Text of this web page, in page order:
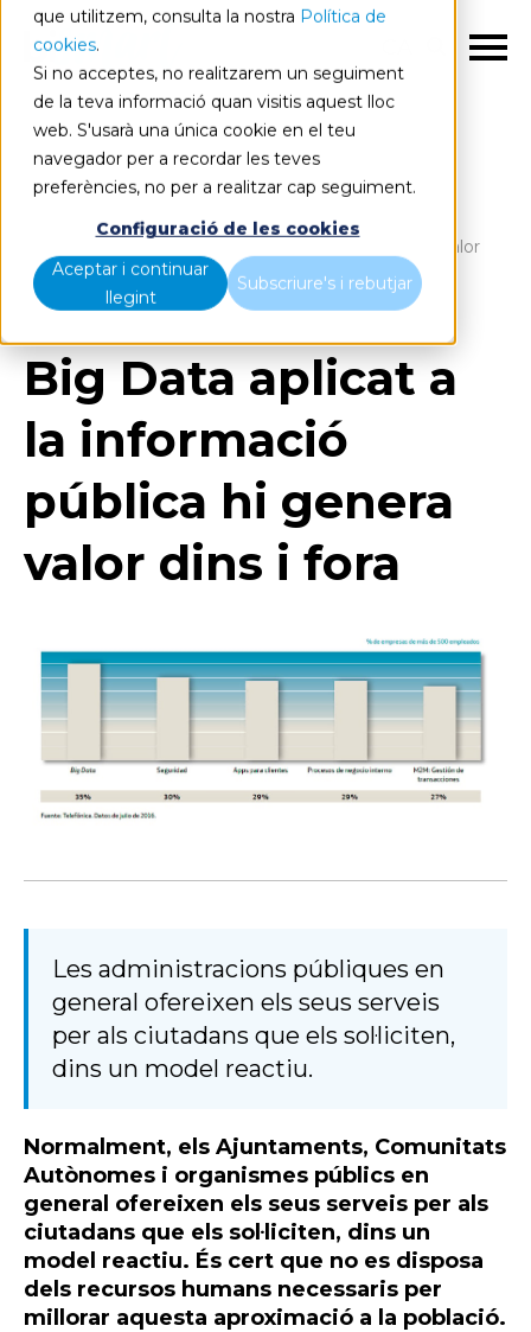
que utilitzem, consulta la nostra Política de
cookies.
Si no acceptes, no realitzarem un seguiment
de la teva informació quan visitis aquest lloc
web. S'usarà una única cookie en el teu
navegador per a recordar les teves
preferències, no per a realitzar cap seguiment.
Configuració de les cookies
Aceptar i continuar
llegint
Subscriure's i rebutjar
Blog Home
Big Data aplicat a la informació pública hi genera valor
dins i fora
Big Data aplicat a
la informació
pública hi genera
valor dins i fora
Les administracions públiques en
general ofereixen els seus serveis
per als ciutadans que els sol·liciten,
dins un model reactiu.
Normalment, els Ajuntaments, Comunitats
Autònomes i organismes públics en
general ofereixen els seus serveis per als
ciutadans que els sol·liciten, dins un
model reactiu. És cert que no es disposa
dels recursos humans necessaris per
millorar aquesta aproximació a la població.